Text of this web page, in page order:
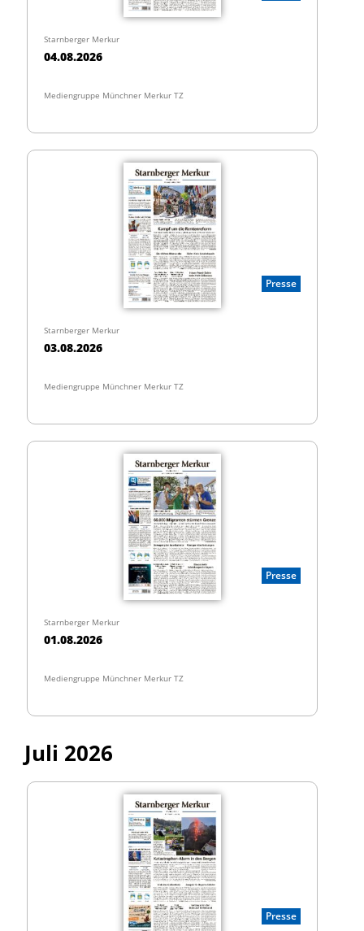
Starnberger Merkur
04.08.2026
Mediengruppe Münchner Merkur TZ
Presse
Starnberger Merkur
03.08.2026
Mediengruppe Münchner Merkur TZ
Presse
Starnberger Merkur
01.08.2026
Mediengruppe Münchner Merkur TZ
Juli 2026
Presse